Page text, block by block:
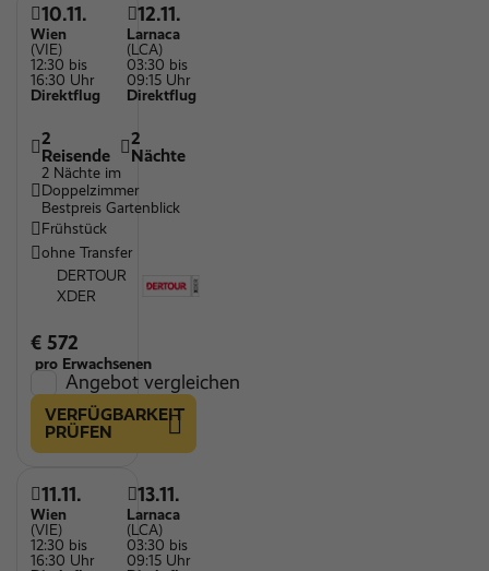
10.11.
Wien
(VIE)
12:30 bis
16:30 Uhr
Direktflug
12.11.
Larnaca
(LCA)
03:30 bis
09:15 Uhr
Direktflug
2
Reisende
2
Nächte
2 Nächte im
Doppelzimmer
Bestpreis Gartenblick
Frühstück
ohne Transfer
DERTOUR
XDER
€ 572
pro Erwachsenen
Angebot vergleichen
VERFÜGBARKEIT
PRÜFEN
11.11.
Wien
(VIE)
12:30 bis
16:30 Uhr
13.11.
Larnaca
(LCA)
03:30 bis
09:15 Uhr